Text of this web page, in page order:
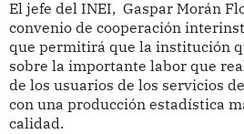
El jefe del INEI, Gaspar Morán
convenio de cooperación
que permitirá que la institución
sobre la importante labor que
de los usuarios de los servicios
con una producción estadística
calidad.